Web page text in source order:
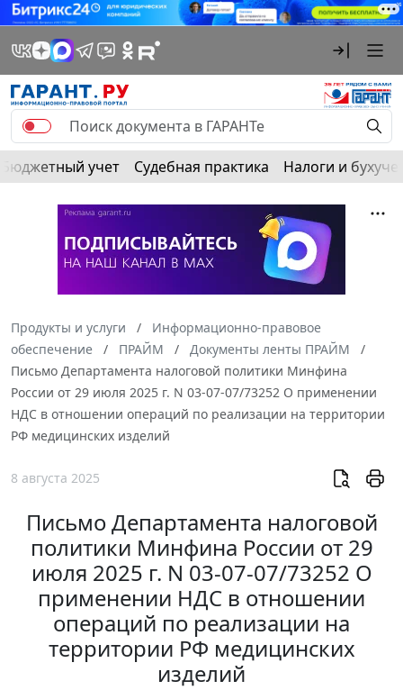
Бюджетный учет Судебная практика Налоги и
Продукты и услуги
Информационно-правовое
обеспечение
ПРАЙМ
Документы ленты ПРАЙМ
Письмо Департамента налоговой политики Минфина
России от 29 июля 2025 г. N 03-07-07/73252 О применении
НДС в отношении операций по реализации на территории
РФ медицинских изделий
8 августа 2025
Письмо Департамента налоговой
политики Минфина России от 29
июля 2025 г. N 03-07-07/73252 О
применении НДС в отношении
операций по реализации на
территории РФ медицинских
изделий